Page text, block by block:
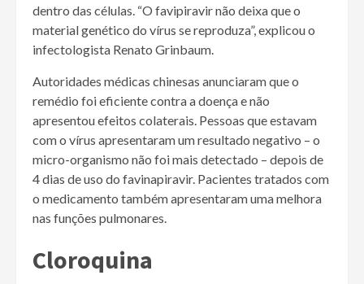
dentro das células. “O favipiravir não deixa que o
material genético do vírus se reproduza”, explicou o
infectologista Renato Grinbaum.
Autoridades médicas chinesas anunciaram que o
remédio foi eficiente contra a doença e não
apresentou efeitos colaterais. Pessoas que estavam
com o vírus apresentaram um resultado negativo – o
micro-organismo não foi mais detectado – depois de
4 dias de uso do favinapiravir. Pacientes tratados com
o medicamento também apresentaram uma melhora
nas funções pulmonares.
Cloroquina